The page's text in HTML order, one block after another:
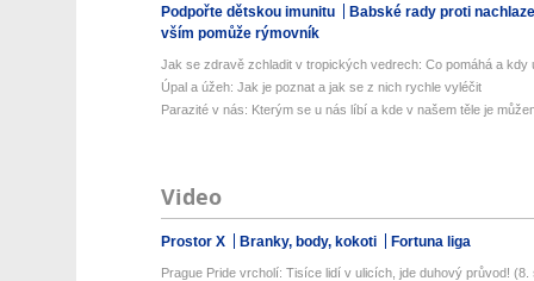
Podpořte dětskou imunitu
Babské rady proti
vším pomůže rýmovník
Jak se zdravě zchladit v tropických vedrech: Co pomáhá a kdy
Úpal a úžeh: Jak je poznat a jak se z nich rychle vyléčit
Parazité v nás: Kterým se u nás líbí a kde v našem těle je
Video
Prostor X Branky, body, kokoti Fortuna liga
Prague Pride vrcholí: Tisíce lidí v ulicích, jde duhový průvod! (8.